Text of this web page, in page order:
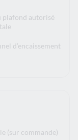
plafond autorisé
d’encaissement
(sur commande)